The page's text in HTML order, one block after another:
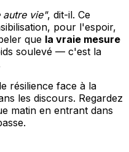
autre vie", dit-il. Ce
pour l'espoir,
que la vraie mesure
soulevé — c'est la
résilience face à la
les discours. Regardez
matin en entrant dans